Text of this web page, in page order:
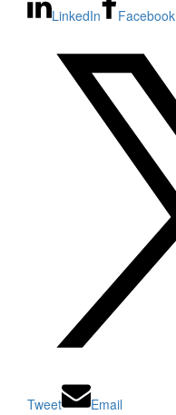
LinkedIn Facebook
Tweet Email